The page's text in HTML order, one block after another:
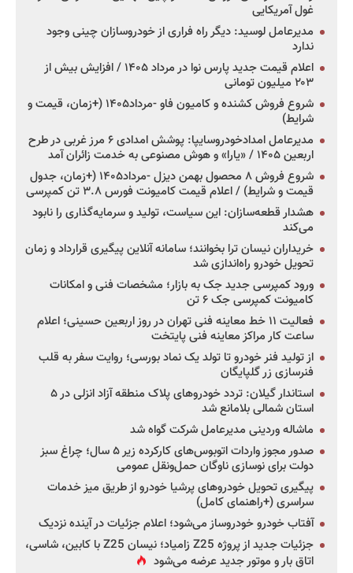
غول آمریکایی
مدیرعامل لوسید: دیگر راه فراری از خودروسازان چینی وجود
ندارد
اعلام قیمت جدید پارس نوا در مرداد ۱۴۰۵ / افزایش بیش از
۲۰۳ میلیون تومانی
شروع فروش کشنده و کامیون فاو -مرداد۱۴۰۵ (+زمان، قیمت و
شرایط)
مدیرعامل امدادخودروسایپا: پوشش امدادی ۶ مرز غربی در طرح
اربعین ۱۴۰۵ / «یارا» و هوش مصنوعی به خدمت زائران آمد
شروع فروش ۸ محصول بهمن دیزل -مرداد۱۴۰۵ (+زمان، جدول
قیمت و شرایط) / اعلام قیمت کامیونت فورس ۳.۸ تن کمپرسی
هشدار قطعه‌سازان: این سیاست، تولید و سرمایه‌گذاری را نابود
می‌کند
خریداران نیسان ترا بخوانند؛ سامانه آنلاین پیگیری قرارداد و زمان
تحویل خودرو راه‌اندازی شد
ورود کمپرسی جدید جک به بازار؛ مشخصات فنی و امکانات
کامیونت کمپرسی جک ۶ تن
فعالیت ۱۱ خط معاینه فنی تهران در روز اربعین حسینی؛ اعلام
ساعت کار مراکز معاینه فنی پایتخت
از تولید فنر خودرو تا تولد یک نماد بورسی؛ روایت سفر به قلب
فنرسازی زر گلپایگان
استاندار گیلان: تردد خودروهای پلاک منطقه آزاد انزلی در ۵
استان شمالی بلامانع شد
ماشاله وردینی مدیرعامل شرکت گواه شد
صدور مجوز واردات اتوبوس‌های کارکرده زیر ۵ سال؛ چراغ سبز
دولت برای نوسازی ناوگان حمل‌ونقل عمومی
پیگیری تحویل خودروهای پرشیا خودرو از طریق میز خدمات
سراسری (+راهنمای کامل)
آفتاب خودرو خودروساز می‌شود؛ اعلام جزئیات در آینده نزدیک
جزئیات جدید از پروژه Z25 زامیاد؛ نیسان Z25 با کابین، شاسی،
اتاق بار و موتور جدید عرضه می‌شود